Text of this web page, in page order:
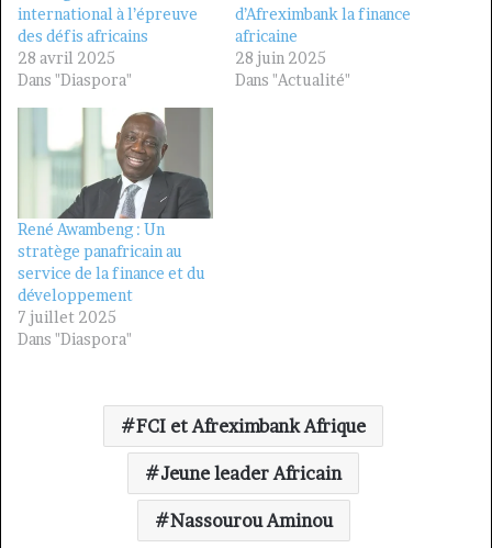
international à l’épreuve
des défis africains
28 avril 2025
Dans "Diaspora"
d’Afreximbank la finance
africaine
28 juin 2025
Dans "Actualité"
René Awambeng : Un
stratège panafricain au
service de la finance et du
développement
7 juillet 2025
Dans "Diaspora"
FCI et Afreximbank Afrique
Jeune leader Africain
Nassourou Aminou